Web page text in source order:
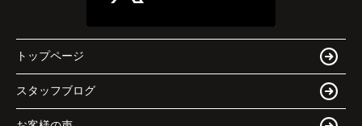
トップページ
スタッフブログ